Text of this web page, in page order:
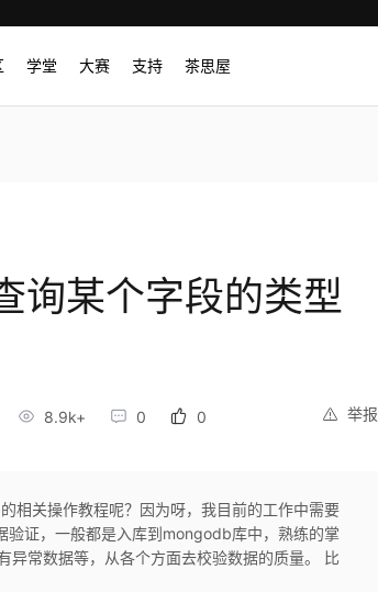
学堂 大赛 支持 茶思屋
某个字段的类型
举报
8.9k+ 0 0
相关操作教程呢？因为呀，我目前的工作中需要
验证，一般都是入库到mongodb库中，熟练的掌
常数据等，从各个方面去校验数据的质量。 比